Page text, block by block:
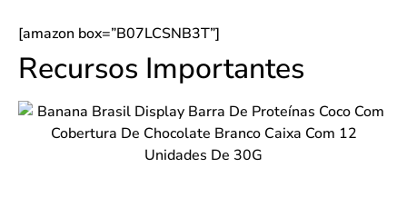
[amazon box=”B07LCSNB3T”]
Recursos Importantes